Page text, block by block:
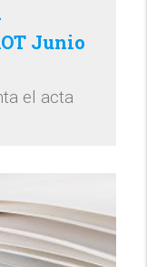
Junio
el acta